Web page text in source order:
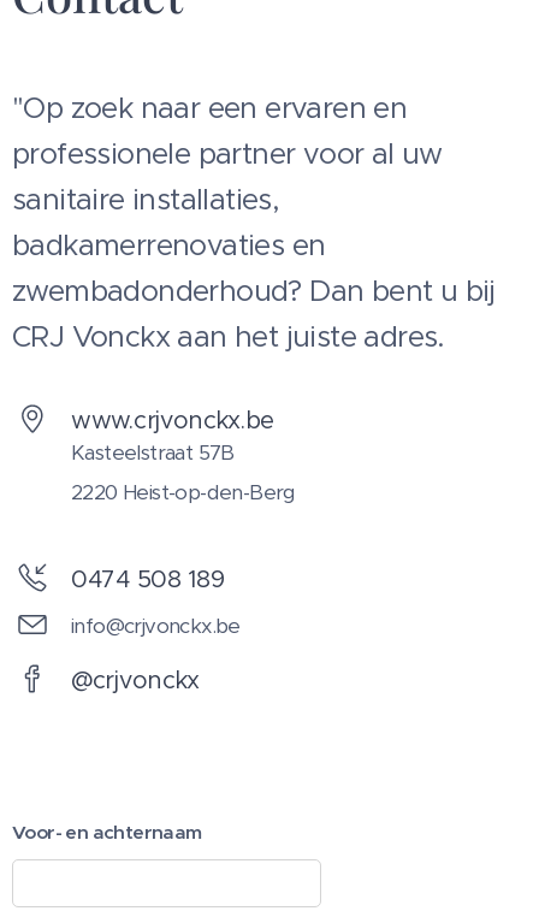
"Op zoek naar een ervaren en
professionele partner voor al uw
sanitaire installaties,
badkamerrenovaties en
zwembadonderhoud? Dan bent u bij
CRJ Vonckx aan het juiste adres.
www.crjvonckx.be
Kasteelstraat 57B
2220 Heist-op-den-Berg
0474 508 189
info@crjvonckx.be
@crjvonckx
Voor- en achternaam